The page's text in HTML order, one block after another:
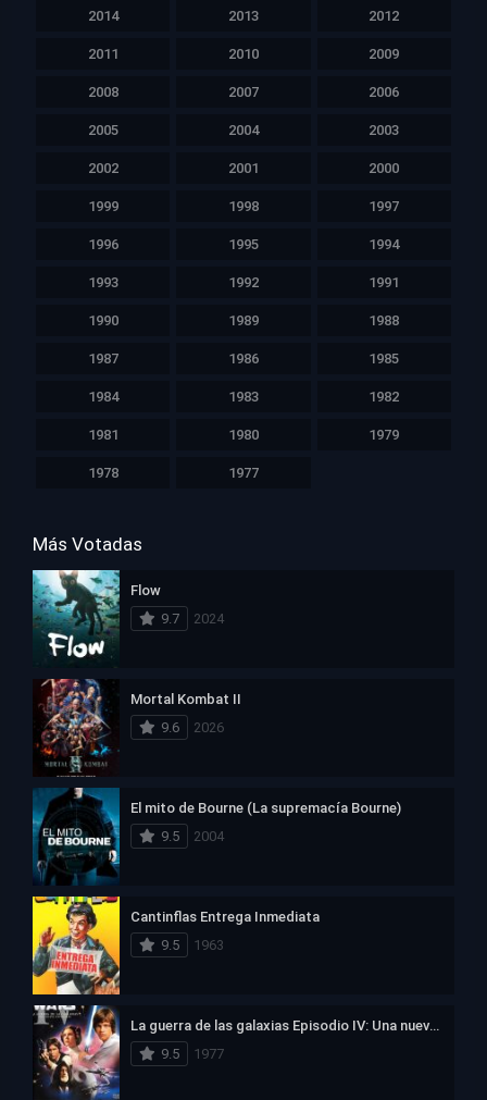
2014 2013 2012
2011 2010 2009
2008 2007 2006
2005 2004 2003
2002 2001 2000
1999 1998 1997
1996 1995 1994
1993 1992 1991
1990 1989 1988
1987 1986 1985
1984 1983 1982
1981 1980 1979
1978 1977
Más Votadas
Flow
9.7
2024
Mortal Kombat II
9.6
2026
El mito de Bourne (La supremacía Bourne)
9.5
2004
Cantinflas Entrega Inmediata
9.5
1963
La guerra de las galaxias Episodio IV: Una nueva esperanza
9.5
1977